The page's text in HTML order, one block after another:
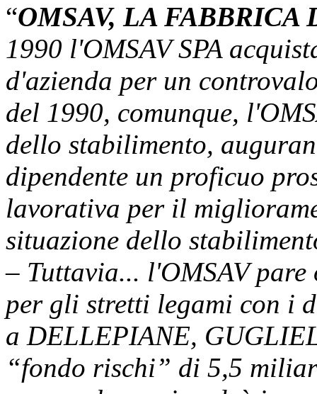
“OMSAV, LA FABBRICA
1990 l'OMSAV SPA
d'azienda per un
del 1990, comunque,
dello stabilimento,
dipendente un proficuo
lavorativa per il
situazione dello
– Tuttavia... l'OMSAV
per gli stretti legami con i
a DELLEPIANE,
“fondo rischi” di 5,5